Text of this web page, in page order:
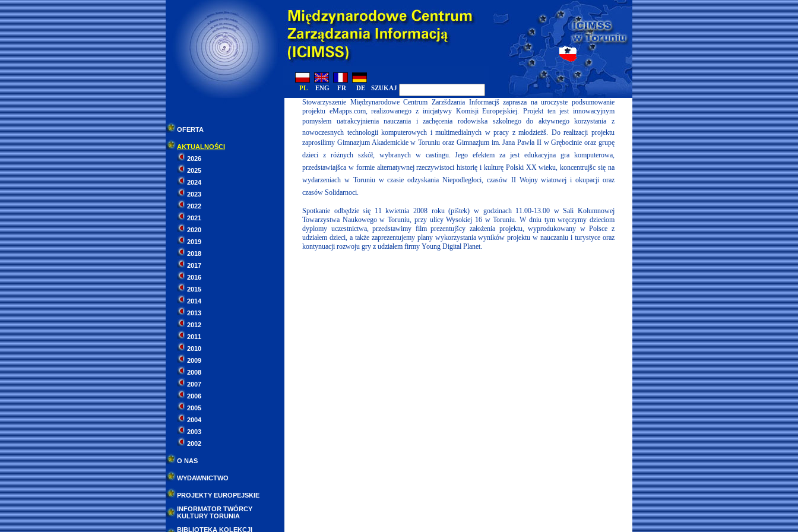
PL ENG FR DE SZUKAJ
OFERTA
AKTUALNOŚCI
2026
2025
2024
2023
2022
2021
2020
2019
2018
2017
2016
2015
2014
2013
2012
2011
2010
2009
2008
2007
2006
2005
2004
2003
2002
O NAS
WYDAWNICTWO
PROJEKTY EUROPEJSKIE
INFORMATOR TWÓRCY
KULTURY TORUNIA
BIBLIOTEKA KOLEKCJI
Stowarzyszenie Międzynarodowe Centrum Zarzšdzania Informacjš zaprasza na uroczyste podsumowanie
projektu eMapps.com, realizowanego z inicjatywy Komisji Europejskiej. Projekt ten jest innowacyjnym
pomysłem uatrakcyjnienia nauczania i zachęcenia rodowiska szkolnego do aktywnego korzystania z
nowoczesnych technologii komputerowych i multimedialnych w pracy z młodzieżš. Do realizacji projektu
zaprosilimy Gimnazjum Akademickie w Toruniu oraz Gimnazjum im. Jana Pawła II w Grębocinie oraz grupę
dzieci z różnych szkół, wybranych w castingu. Jego efektem za jest edukacyjna gra komputerowa,
przedstawiajšca w formie alternatywnej rzeczywistoci historię i kulturę Polski XX wieku, koncentrujšc się na
wydarzeniach w Toruniu w czasie odzyskania Niepodległoci, czasów II Wojny wiatowej i okupacji oraz
czasów Solidarnoci.
Spotkanie odbędzie się 11 kwietnia 2008 roku (pištek) w godzinach 11.00-13.00 w Sali Kolumnowej
Towarzystwa Naukowego w Toruniu, przy ulicy Wysokiej 16 w Toruniu. W dniu tym wręczymy dzieciom
dyplomy uczestnictwa, przedstawimy film prezentujšcy założenia projektu, wyprodukowany w Polsce z
udziałem dzieci, a także zaprezentujemy plany wykorzystania wyników projektu w nauczaniu i turystyce oraz
kontynuacji rozwoju gry z udziałem firmy Young Digital Planet.